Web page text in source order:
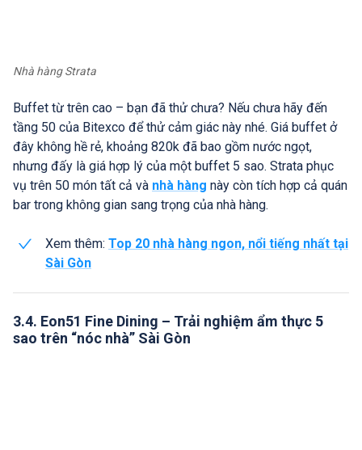
Nhà hàng Strata
Buffet từ trên cao – bạn đã thử chưa? Nếu chưa hãy đến
tầng 50 của Bitexco để thử cảm giác này nhé. Giá buffet ở
đây không hề rẻ, khoảng 820k đã bao gồm nước ngọt,
nhưng đấy là giá hợp lý của một buffet 5 sao. Strata phục
vụ trên 50 món tất cả và nhà hàng này còn tích hợp cả quán
bar trong không gian sang trọng của nhà hàng.
Xem thêm: Top 20 nhà hàng ngon, nổi tiếng nhất tại
Sài Gòn
3.4. Eon51 Fine Dining – Trải nghiệm ẩm thực 5
sao trên “nóc nhà” Sài Gòn